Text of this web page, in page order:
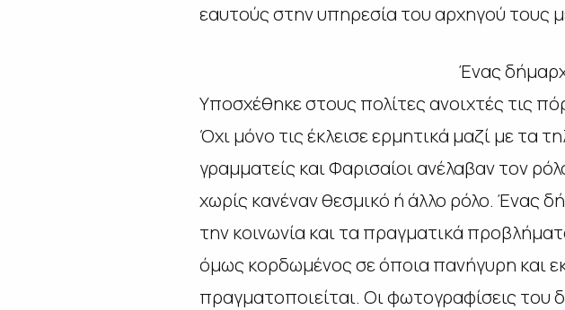
εαυτούς στην υπηρεσία του αρχηγού τους
Ένας
Υποσχέθηκε στους πολίτεςανοιχτές τις
Όχι μόνο τις έκλεισε ερμητικά μαζί με τα
γραμματείς και Φαρισαίοι ανέλαβαν τον
χωρίς κανέναν θεσμικό ή άλλο ρόλο. Ένας
την κοινωνία και τα πραγματικά
όμως κορδωμένος σε όποια πανήγυρη και
πραγματοποιείται. Οι φωτογραφίσεις του